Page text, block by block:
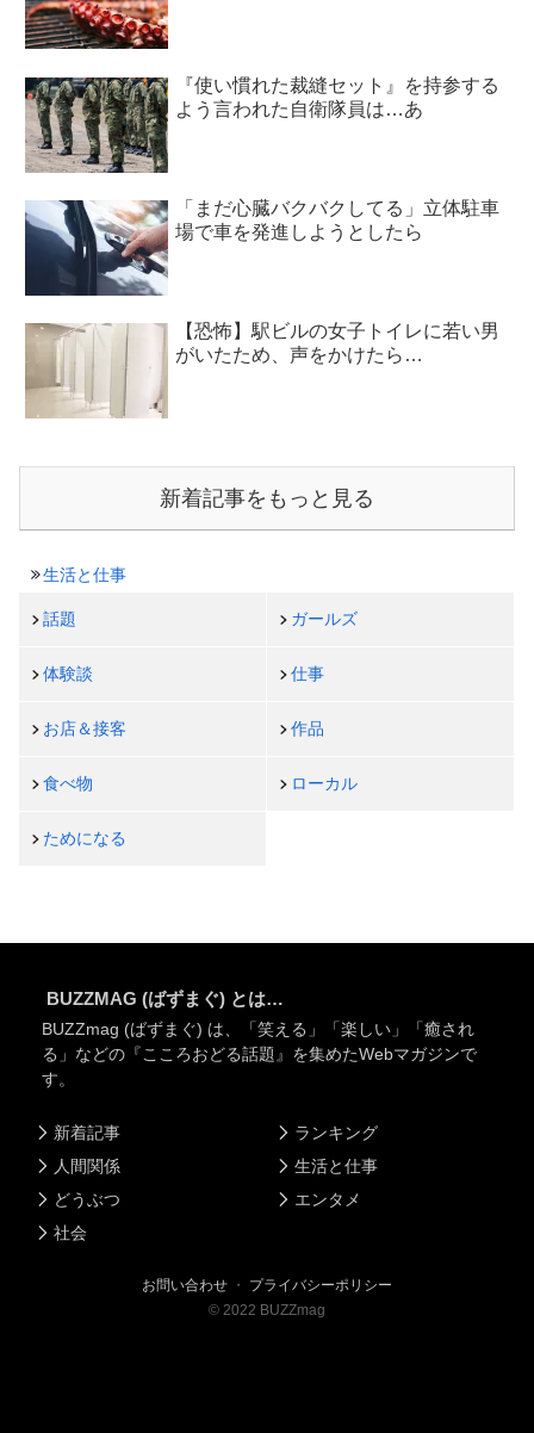
『使い慣れた裁縫セット』を持参する
よう言われた自衛隊員は…あ
「まだ心臓バクバクしてる」立体駐車
場で車を発進しようとしたら
【恐怖】駅ビルの女子トイレに若い男
がいたため、声をかけたら…
新着記事をもっと見る
生活と仕事
話題 ガールズ
体験談 仕事
お店＆接客 作品
食べ物 ローカル
ためになる
BUZZMAG (ばずまぐ) とは…
BUZZmag (ばずまぐ) は、「笑える」「楽しい」「癒され
る」などの『こころおどる話題』を集めたWebマガジンで
す。
新着記事
人間関係
どうぶつ
社会
ランキング
生活と仕事
エンタメ
お問い合わせ ・ プライバシーポリシー
© 2022 BUZZmag